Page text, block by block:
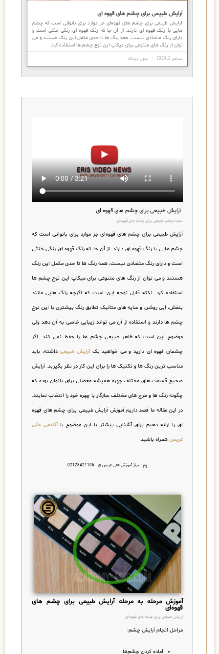
آرایش طبیعی برای چشم های قهوه ای
آرایش طبیعی برای چشم های قهوه‌ای جز موارد برای بانوانی است که چشم
هایی با رنگ قهوه ای دارند. از آن جا که رنگ قهوه ای رنگی خنثی است و
دارای رنگ متضادی نیست، همه رنگ ها تا حدی مکمل این رنگ هستند و می
توان از رنگ های متنوعی برای میکاپ این نوع چشم ها استفاده کرد.
دسامبر 2, 2020 بدون دیدگاه
آرایش طبیعی برای چشم های قهوه ای
نحوه میکاپ طبیعی برای چشم های قهوه‌ای
آرایش طبیعی برای چشم های قهوه‌ای جز موارد برای بانوانی است که
چشم هایی با رنگ قهوه ای دارند. از آن جا که رنگ قهوه ای رنگی خنثی
است و دارای رنگ متضادی نیست، همه رنگ ها تا حدی مکمل این رنگ
هستند و می توان از رنگ های متنوعی برای میکاپ این نوع چشم ها
استفاده کرد. نکته قابل توجه این است که اگرچه رنگ هایی مانند
بنفش، آبی روشن و سایه های متالیک تطابق رنگ بیشتری با این نوع
چشم ها دارند و استفاده از آن می تواند زیبایی خاصی به آن دهد ولی
موضوع این است که ظاهر طبیعی چشم ها را حفظ نمی کند. اگر
چشمان قهوه ای دارید و می خواهید یکآرایش طبیعیداشته، باید
مناسب ترین رنگ ها و تکنیک ها را برای این کار در نظر بگیرید. آرایش
صحیح قسمت های مختلف چهره همیشه معضلی برای بانوان بوده که
چگونه رنگ ها و طرح های مختلف سازگار با چهره خود را انتخاب نمایند.
در این مقاله ما قصد داریم آموزش آرایش طبیعی برای چشم های قهوه
ای را ارائه دهیم برای آشنایی بیشتر با این موضوع باآکادمی عالی
عریس همراه باشید.
مرکز آموزش عالی عریس 02128421106
آموزش مرحله به مرحله آرایش طبیعی برای چشم های
قهوه‌ای
آرایش طبیعی برای چشم های قهوه‌ای
مراحل انجام آرایش چشم:
آماده کردن چشم‌ها